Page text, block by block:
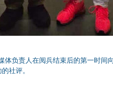
体负责人在阅兵结束后的第一时间
社评。